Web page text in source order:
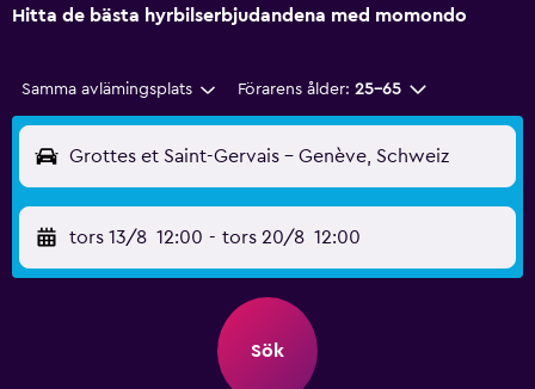
Hitta de bästa hyrbilserbjudandena med momondo
Samma avlämingsplats Förarens ålder: 25-65
Grottes et Saint-Gervais - Genève, Schweiz
tors 13/8 12:00 - tors 20/8 12:00
Sök